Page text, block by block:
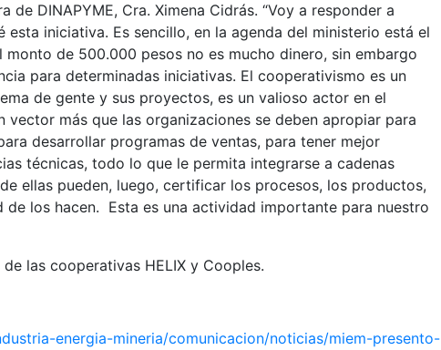
de DINAPYME, Cra. Ximena Cidrás. “Voy a responder a
esta iniciativa. Es sencillo, en la agenda del ministerio está el
de 500.000 pesos no es mucho dinero, sin embargo
para determinadas iniciativas. El cooperativismo es un
de gente y sus proyectos, es un valioso actor en el
vector más que las organizaciones se deben apropiar para
desarrollar programas de ventas, para tener mejor
técnicas, todo lo que le permita integrarse a cadenas
ellas pueden, luego, certificar los procesos, los productos,
de los hacen. Esta es una actividad importante para nuestro
las cooperativas HELIX y Cooples.
energia-mineria/comunicacion/noticias/miem-presento-